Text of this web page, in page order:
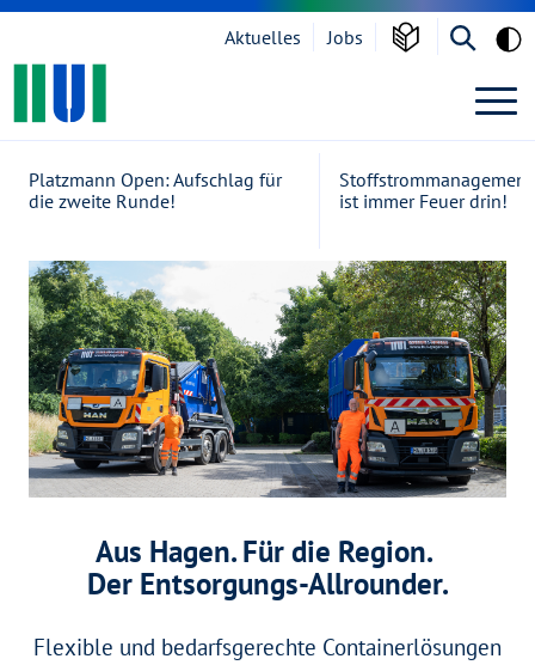
Zur Navigation springen
Zum Inhalt springen
Aktuelles
Jobs
Platzmann Open: Aufschlag für
die zweite Runde!
ist immer Feuer drin!
Aus Hagen. Für die Region.
Der Entsorgungs-Allrounder.
Flexible und bedarfsgerechte Containerlösungen